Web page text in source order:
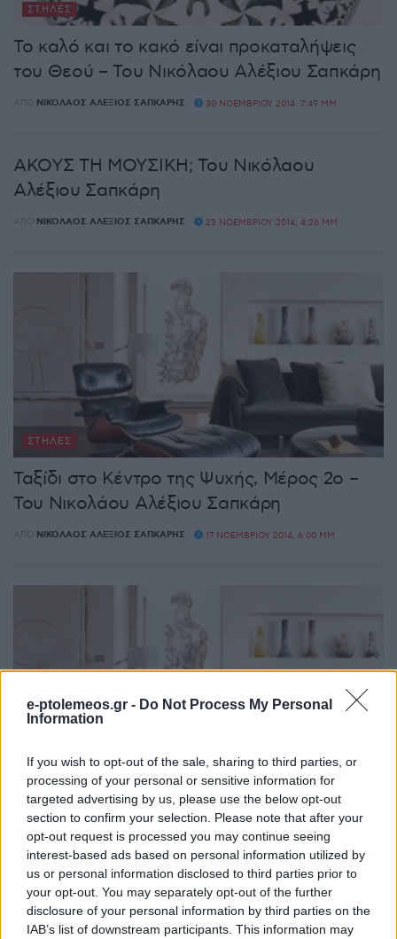
e-ptolemeos.gr - Do Not Process My Personal
Information
If you wish to opt-out of the sale, sharing to third parties, or
processing of your personal or sensitive information for
targeted advertising by us, please use the below opt-out
section to confirm your selection. Please note that after your
opt-out request is processed you may continue seeing
interest-based ads based on personal information utilized by
us or personal information disclosed to third parties prior to
your opt-out. You may separately opt-out of the further
disclosure of your personal information by third parties on the
IAB’s list of downstream participants. This information may
ΣΤΉΛΕΣ
Το καλό και το κακό είναι προκαταλήψεις
του Θεού – Του Νικόλαου Αλέξιου Σαπκάρη
ΑΠΌ ΝΙΚΌΛΑΟΣ ΑΛΈΞΙΟΣ ΣΑΠΚΆΡΗΣ 30 ΝΟΕΜΒΡΊΟΥ 2014, 7:49 ΜΜ
ΑΚΟΥΣ ΤΗ ΜΟΥΣΙΚΗ; Του Νικόλαου
Αλέξιου Σαπκάρη
ΑΠΌ ΝΙΚΌΛΑΟΣ ΑΛΈΞΙΟΣ ΣΑΠΚΆΡΗΣ 23 ΝΟΕΜΒΡΊΟΥ 2014, 4:26 ΜΜ
ΣΤΉΛΕΣ
Ταξίδι στο Κέντρο της Ψυχής, Μέρος 2ο –
Του Νικολάου Αλέξιου Σαπκάρη
ΑΠΌ ΝΙΚΌΛΑΟΣ ΑΛΈΞΙΟΣ ΣΑΠΚΆΡΗΣ 17 ΝΟΕΜΒΡΊΟΥ 2014, 6:00 ΜΜ
Ταξίδι στο Κέντρο της Ψυχής, Μέρος 1ο –
Του Νικολάου Αλέξιου Σαπκάρη
ΝΙΚΌΛΑΟΣ ΑΛΈΞΙΟΣ ΣΑΠΚΆΡΗΣ 9 ΝΟΕΜΒΡΊΟΥ 2014, 6:58 ΜΜ